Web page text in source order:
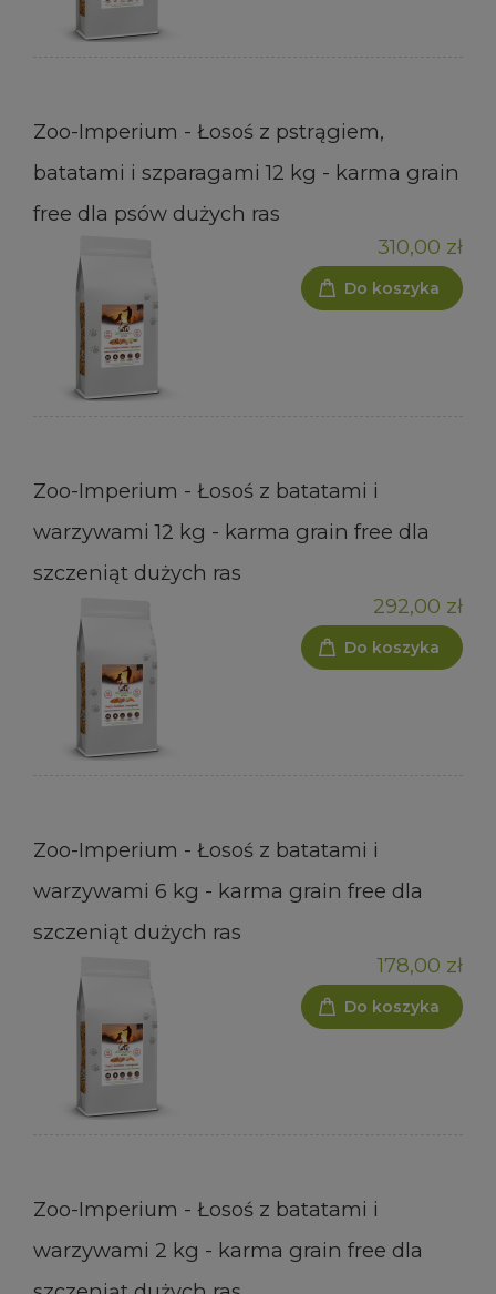
Zoo-Imperium - Łosoś z pstrągiem,
batatami i szparagami 12 kg - karma grain
free dla psów dużych ras
310,00 zł
Do koszyka
Zoo-Imperium - Łosoś z batatami i
warzywami 12 kg - karma grain free dla
szczeniąt dużych ras
292,00 zł
Do koszyka
Zoo-Imperium - Łosoś z batatami i
warzywami 6 kg - karma grain free dla
szczeniąt dużych ras
178,00 zł
Do koszyka
Zoo-Imperium - Łosoś z batatami i
warzywami 2 kg - karma grain free dla